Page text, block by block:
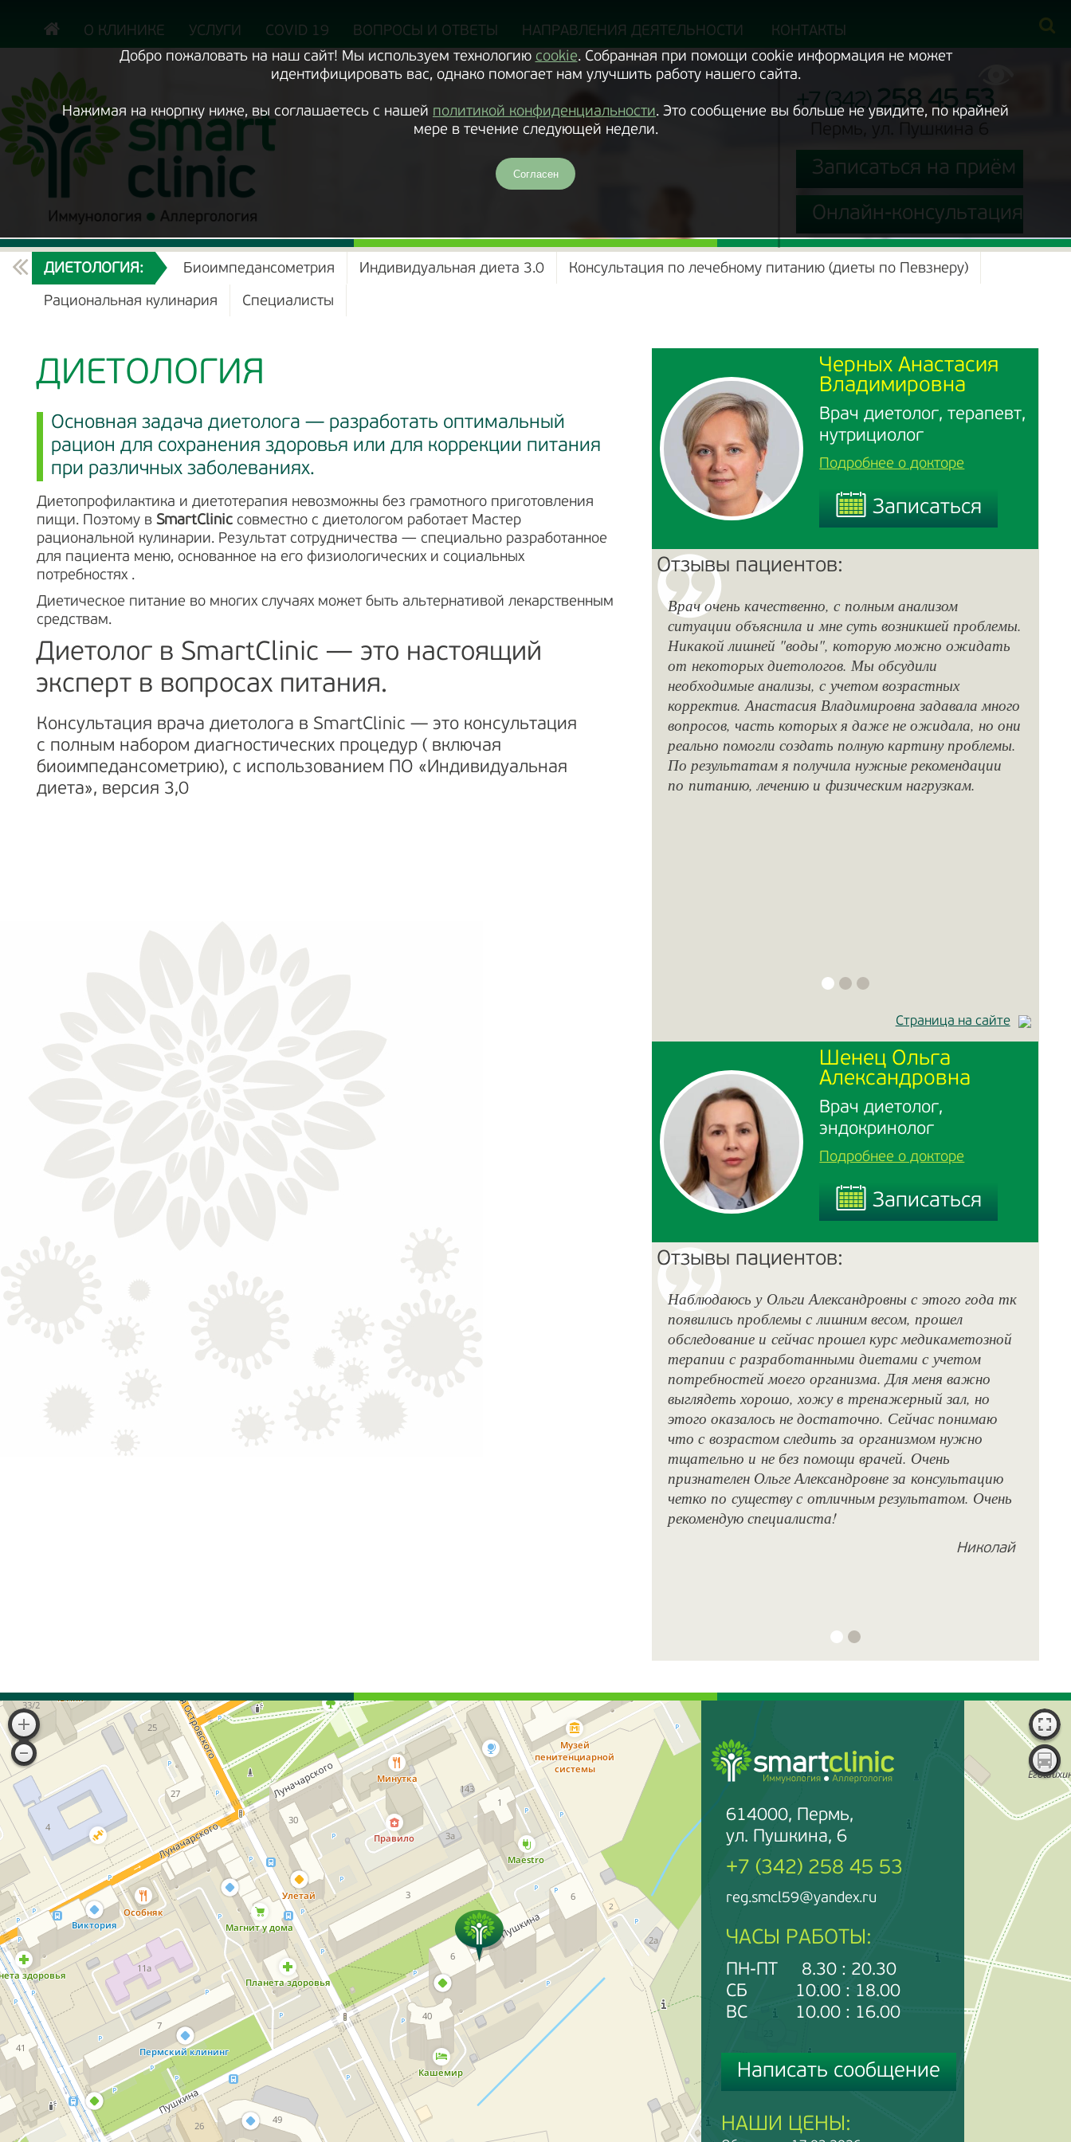
Добро пожаловать на наш сайт! Мы используем технологию cookie. Собранная при помощи cookie информация не может
идентифицировать вас, однако помогает нам улучшить работу нашего сайта.
Нажимая на кнорпку ниже, вы соглашаетесь с нашей политикой конфиденциальности. Это сообщение вы больше не увидите, по крайней
мере в течение следующей недели.
Согласен
О КЛИНИКЕ УСЛУГИ COVID 19 ВОПРОСЫ И ОТВЕТЫ НАПРАВЛЕНИЯ ДЕЯТЕЛЬНОСТИ КОНТАКТЫ
+7 (342)258 45 53
Записаться на приём
Онлайн-консультация
ТЕКУЩИЙ
РАЗДЕЛ
ДИЕТОЛОГИЯ: Биоимпедансометрия Индивидуальная диета 3.0 Консультация по лечебному питанию (диеты по Певзнеру)
Рациональная кулинария Специалисты
ДИЕТОЛОГИЯ
Основная задача диетолога — разработать оптимальный
рацион для сохранения здоровья или для коррекции питания
при различных заболеваниях.
Диетопрофилактика и диетотерапия невозможны без грамотного приготовления
пищи. Поэтому вSmartClinic совместно с диетологом работает Мастер
рациональной кулинарии. Результат сотрудничества — специально разработанное
для пациента меню, основанное на его физиологических и социальных
потребностях .
Диетическое питание во многих случаях может быть альтернативой лекарственным
средствам.
Диетолог в SmartClinic — это настоящий
эксперт в вопросах питания.
Консультация врача диетолога в SmartClinic — это консультация
с полным набором диагностических процедур ( включая
биоимпедансометрию), с использованием ПО «Индивидуальная
диета», версия 3,0
Черных Анастасия
Владимировна
Врач диетолог, терапевт,
нутрициолог
Подробнее о докторе
Записаться
Записаться
Отзывы пациентов:
Врач очень качественно, с полным анализом
ситуации объяснила и мне суть возникшей проблемы.
Никакой лишней "воды", которую можно ожидать
от некоторых диетологов. Мы обсудили
необходимые анализы, с учетом возрастных
корректив. Анастасия Владимировна задавала много
вопросов, часть которых я даже не ожидала, но они
реально помогли создать полную картину проблемы.
По результатам я получила нужные рекомендации
по питанию, лечению и физическим нагрузкам.
Страница на сайте
Шенец Ольга
Александровна
Врач диетолог,
эндокринолог
Подробнее о докторе
Записаться
Записаться
Отзывы пациентов:
Наблюдаюсь у Ольги Александровны с этого года тк
появились проблемы с лишним весом, прошел
обследование и сейчас прошел курс медикаметозной
терапии с разработанными диетами с учетом
потребностей моего организма. Для меня важно
выглядеть хорошо, хожу в тренажерный зал, но
этого оказалось не достаточно. Сейчас понимаю
что с возрастом следить за организмом нужно
тщательно и не без помощи врачей. Очень
признателен Ольге Александровне за консультацию
четко по существу с отличным результатом. Очень
рекомендую специалиста!
Николай
614000, Пермь,
ул. Пушкина, 6
+7 (342) 258 45 53
reg.smcl59@yandex.ru
ЧАСЫ РАБОТЫ:
ПН-ПТ 8.30 : 20.30
СБ 10.00 : 18.00
ВС 10.00 : 16.00
Написать сообщение
НАШИ ЦЕНЫ: